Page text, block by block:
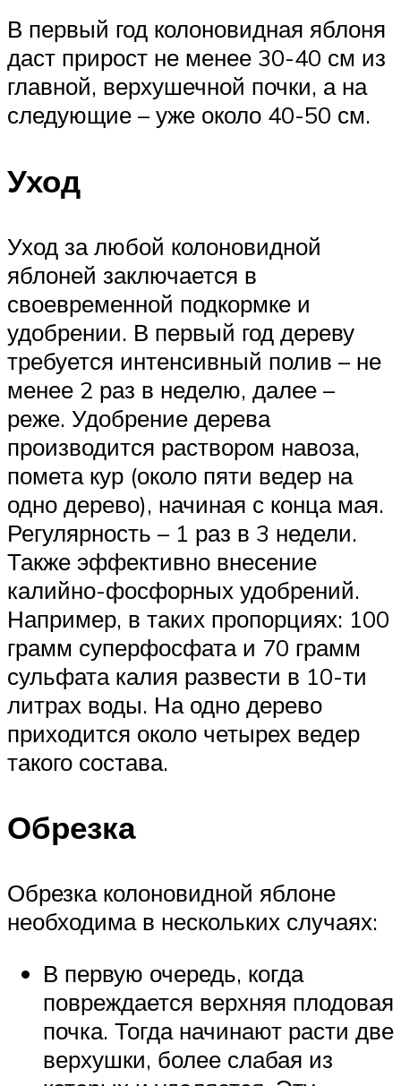
В первый год колоновидная яблоня
даст прирост не менее 30-40 см из
главной, верхушечной почки, а на
следующие – уже около 40-50 см.
Уход
Уход за любой колоновидной
яблоней заключается в
своевременной подкормке и
удобрении. В первый год дереву
требуется интенсивный полив – не
менее 2 раз в неделю, далее –
реже. Удобрение дерева
производится раствором навоза,
помета кур (около пяти ведер на
одно дерево), начиная с конца мая.
Регулярность – 1 раз в 3 недели.
Также эффективно внесение
калийно-фосфорных удобрений.
Например, в таких пропорциях: 100
грамм суперфосфата и 70 грамм
сульфата калия развести в 10-ти
литрах воды. На одно дерево
приходится около четырех ведер
такого состава.
Обрезка
Обрезка колоновидной яблоне
необходима в нескольких случаях:
В первую очередь, когда
повреждается верхняя плодовая
почка. Тогда начинают расти две
верхушки, более слабая из